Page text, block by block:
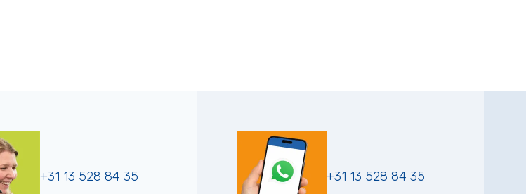
+31 13 528 84 35 +31 13 528 84 35